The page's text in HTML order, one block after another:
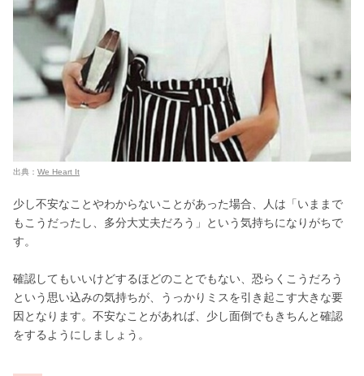
出典： We Heart It
少し不安なことやわからないことがあった場合、人は「いままで
もこうだったし、多分大丈夫だろう」という気持ちになりがちで
す。
確認してもいいけどするほどのことでもない、恐らくこうだろう
という思い込みの気持ちが、うっかりミスを引き起こす大きな要
因となります。不安なことがあれば、少し面倒でもきちんと確認
をするようにしましょう。